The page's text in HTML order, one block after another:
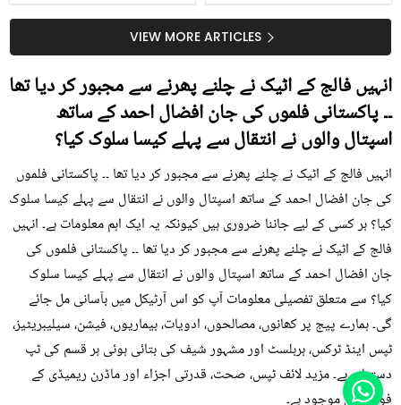
کیوں کھانا چاہیے؟
سستا اور قدرتی حلVIEW MORE ARTICLES
انہیں فالج کے اٹیک نے چلنے پھرنے سے مجبور کر دیا تھا
۔۔ پاکستانی فلموں کی جان افضال احمد کے ساتھ
اسپتال والوں نے انتقال سے پہلے کیسا سلوک کیا؟
انہیں فالج کے اٹیک نے چلنے پھرنے سے مجبور کر دیا تھا ۔۔ پاکستانی فلموں
کی جان افضال احمد کے ساتھ اسپتال والوں نے انتقال سے پہلے کیسا سلوک
کیا؟ ہر کسی کے لیے جاننا ضروری ہیں کیونکہ یہ ایک اہم معلومات ہے۔ انہیں
فالج کے اٹیک نے چلنے پھرنے سے مجبور کر دیا تھا ۔۔ پاکستانی فلموں کی
جان افضال احمد کے ساتھ اسپتال والوں نے انتقال سے پہلے کیسا سلوک
کیا؟ سے متعلق تفصیلی معلومات آپ کو اس آرٹیکل میں بآسانی مل جائے
گی۔ ہمارے پیج پر کھانوں، مصالحوں، ادویات، بیماریوں، فیشن، سیلیبریٹیز،
ٹپس اینڈ ٹرکس، ہربلسٹ اور مشہور شیف کی بتائی ہوئی ہر قسم کی ٹپ
دستیاب ہے۔ مزید لائف ٹپس، صحت، قدرتی اجزاء اور ماڈرن ریمیڈی کے